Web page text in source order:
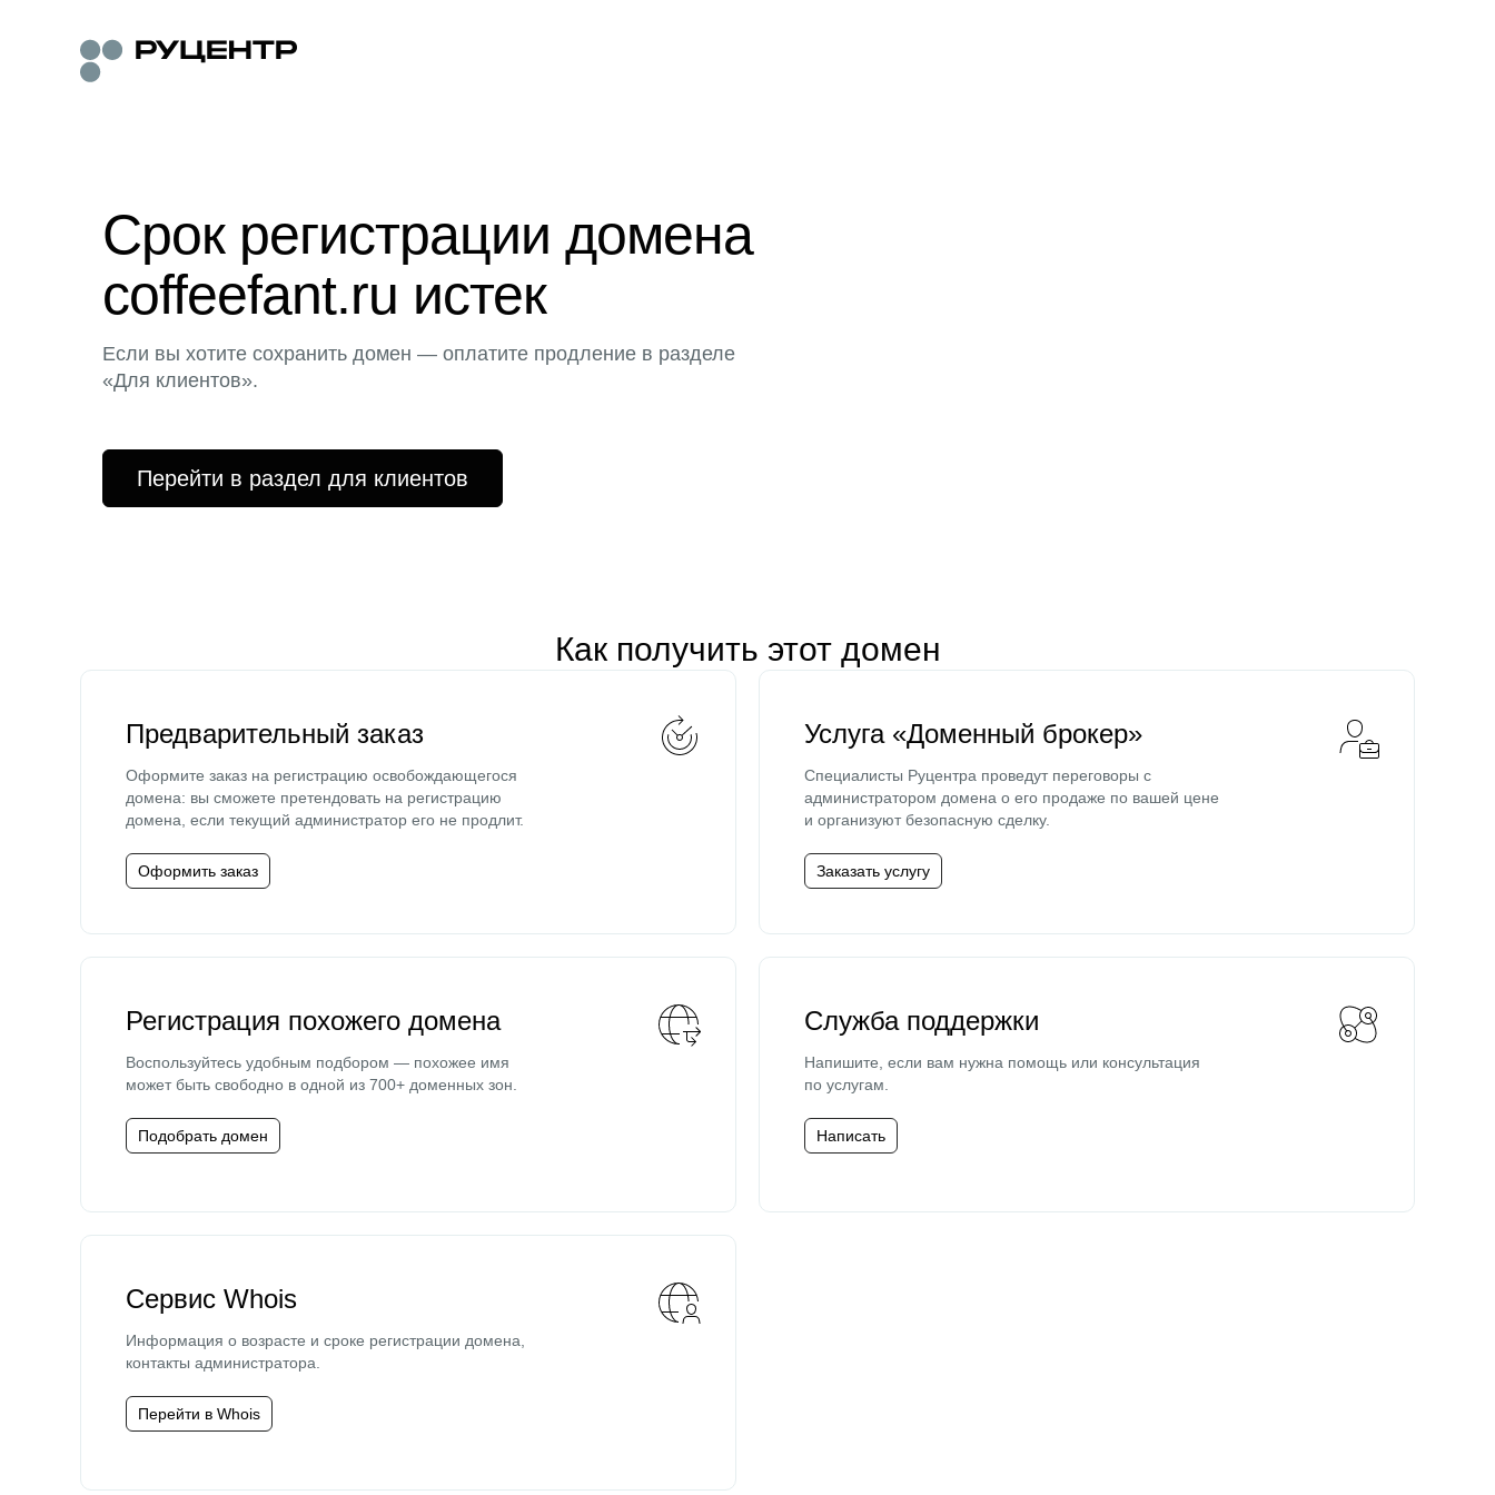
Срок регистрации домена
coffeefant.ru истек
Если вы хотите сохранить домен — оплатите продление в разделе
«Для клиентов».
Перейти в раздел для клиентов
Как получить этот домен
Предварительный заказ
Оформите заказ на регистрацию освобождающегося
домена: вы сможете претендовать на регистрацию
домена, если текущий администратор его не продлит.
Оформить заказ
Услуга «Доменный брокер»
Специалисты Руцентра проведут переговоры с
администратором домена о его продаже по вашей цене
и организуют безопасную сделку.
Заказать услугу
Регистрация похожего домена
Воспользуйтесь удобным подбором — похожее имя
может быть свободно в одной из 700+ доменных зон.
Подобрать домен
Служба поддержки
Напишите, если вам нужна помощь или консультация
по услугам.
Написать
Сервис Whois
Информация о возрасте и сроке регистрации домена,
контакты администратора.
Перейти в Whois